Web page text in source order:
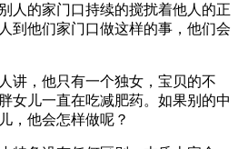
的家门口持续的搅扰着他人的正
到他们家门口做这样的事，他们会
讲，他只有一个独女，宝贝的不
女儿一直在吃减肥药。如果别的中
，他会怎样做呢？